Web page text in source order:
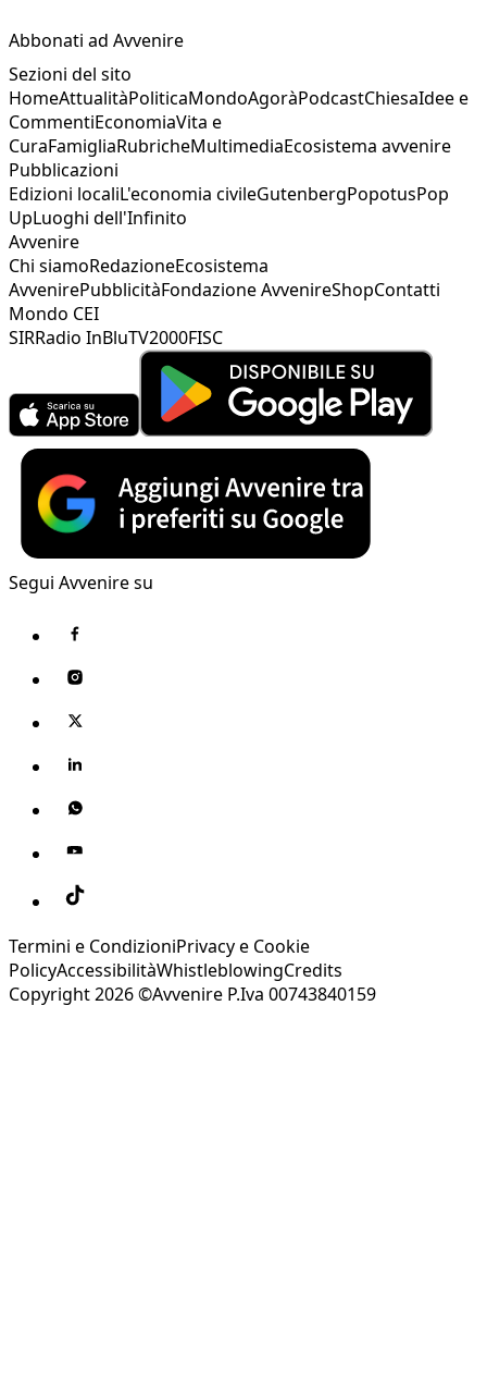
Abbonati ad Avvenire
Sezioni del sito
HomeAttualitàPoliticaMondoAgoràPodcastChiesaIdee e
CommentiEconomiaVita e
CuraFamigliaRubricheMultimediaEcosistema avvenire
Pubblicazioni
Edizioni localiL'economia civileGutenbergPopotusPop
UpLuoghi dell'Infinito
Avvenire
Chi siamoRedazioneEcosistema
AvvenirePubblicitàFondazione AvvenireShopContatti
Mondo CEI
SIRRadio InBluTV2000FISC
Segui Avvenire su
Termini e CondizioniPrivacy e Cookie
PolicyAccessibilitàWhistleblowingCredits
Copyright 2026 ©Avvenire P.Iva 00743840159